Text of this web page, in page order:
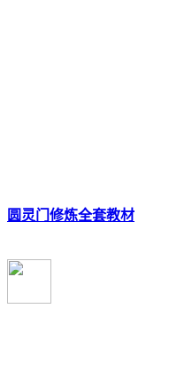
圆灵门修炼全套教材